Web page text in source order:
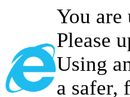
You
Please
Using
a safer,